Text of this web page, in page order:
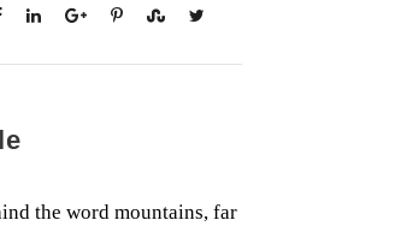
the word mountains, far